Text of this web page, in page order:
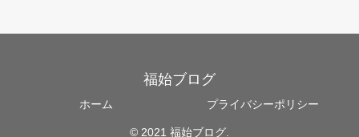
福始ブログ
ホーム プライバシーポリシー
© 2021 福始ブログ.